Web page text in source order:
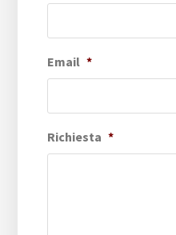
Email *
Richiesta *